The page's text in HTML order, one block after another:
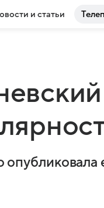
и статьи